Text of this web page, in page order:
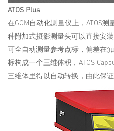
ATOS Plus
在GOM自动化测量仪上，ATOS
种附加式摄影测量头可以直接安
可全自动测量参考点标，偏差在
标构成一个三维体积，ATOS
三维体里得以自动转换，由此保